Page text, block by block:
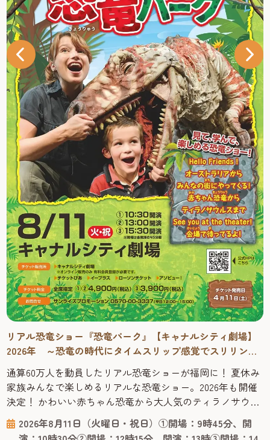
リアル恐竜ショー『恐竜パーク』【キャナルシティ劇場】
2026年 ～恐竜の時代にタイムスリップ感覚でスリリング
に学べる！
通算60万人を動員したリアル恐竜ショーが福岡に！ 夏休み
家族みんなで楽しめるリアルな恐竜ショー。2026年も開催
決定！ かわいい赤ちゃん恐竜から大人気のティラノサウル
スまで登場する、オーストラリアからやってきたリアル恐
竜ショー「恐竜パーク」は、恐竜が生きていた時代にタイ
2026年8月11日（火曜日・祝日）①開場：9時45分、開